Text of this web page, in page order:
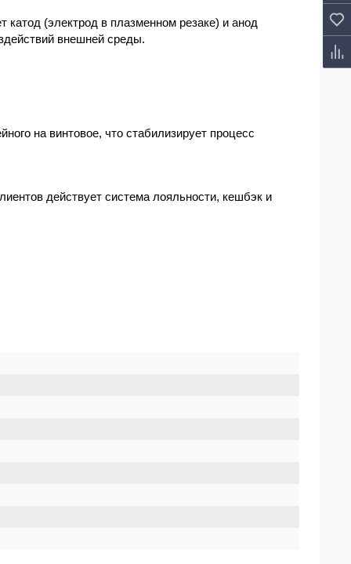
(электрод в плазменном резаке) и анод
внешней среды.
на винтовое, что стабилизирует процесс
действует система лояльности, кешбэк и